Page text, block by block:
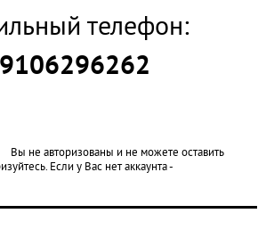
телефон:
Вы не авторизованы и не можете оставить
Если у Вас нет аккаунта -